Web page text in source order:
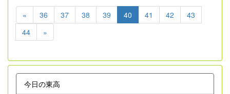
« 36 37 38 39 40 41 42
43
44
»
今日の東高